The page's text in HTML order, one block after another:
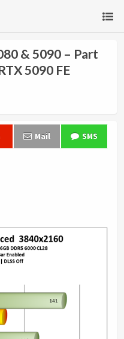
& 5090 – Part
5090 FE
Mail SMS